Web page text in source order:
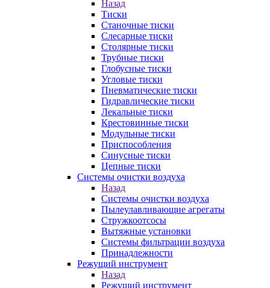
Назад
Тиски
Станочные тиски
Слесарные тиски
Столярные тиски
Трубные тиски
Глобусные тиски
Угловые тиски
Пневматические тиски
Гидравлические тиски
Лекальные тиски
Крестовинные тиски
Модульные тиски
Приспособления
Синусные тиски
Цепные тиски
Системы очистки воздуха
Назад
Системы очистки воздуха
Пылеулавливающие агрегаты
Стружкоотсосы
Вытяжные установки
Системы фильтрации воздуха
Принадлежности
Режущий инструмент
Назад
Режущий инструмент